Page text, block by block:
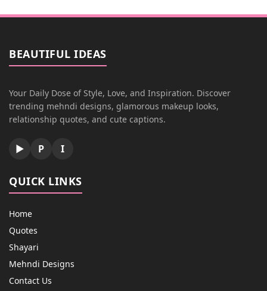
BEAUTIFUL IDEAS
Your Daily Dose of Style, Love, and Inspiration. Discover
trending mehndi designs, glamorous makeup looks,
relationship quotes, and cute captions.
▶ P I
QUICK LINKS
Home
Quotes
Shayari
Mehndi Designs
Contact Us